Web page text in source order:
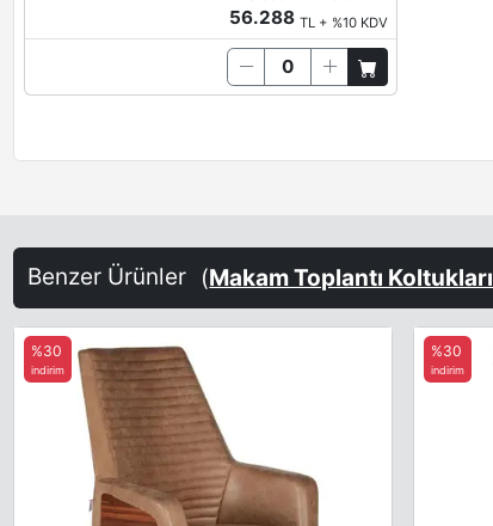
56.288 TL + %10 KDV
Benzer Ürünler (Makam Toplantı Koltukları
%30
indirim
%30
indirim